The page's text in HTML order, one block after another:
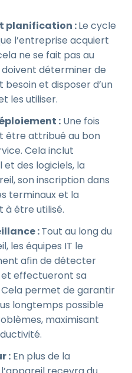
planification :Le cycle
l’entreprise acquiert
ne se fait pas au
déterminer de
et disposer d’un
les utiliser.
: Une fois
être attribué au bon
Cela inclut
et des logiciels, la
son inscription dans
terminaux et la
à être utilisé.
:Tout au long du
les équipes IT le
afin de détecter
et effectueront sa
permet de garantir
longtemps possible
maximisant
: En plus de la